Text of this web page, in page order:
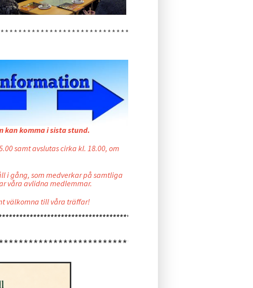
kan komma i sista stund.
samt avslutas cirka kl. 18.00, om
i gång, som medverkar på samtliga
våra avlidna medlemmar.
välkomna till våra träffar!